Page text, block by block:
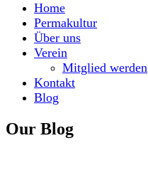
Home
Permakultur
Über uns
Verein
Mitglied werden
Kontakt
Blog
Our Blog